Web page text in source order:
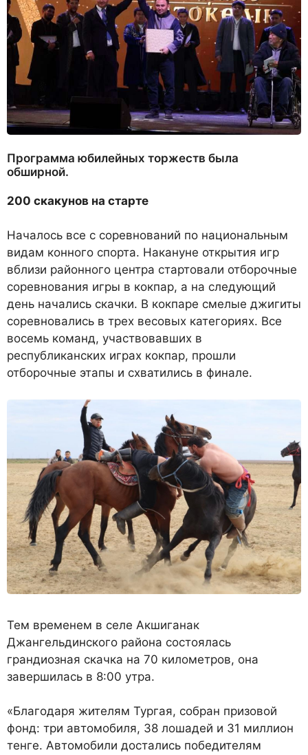
Программа юбилейных торжеств была
обширной.
200 скакунов на старте
Началось все с соревнований по национальным
видам конного спорта. Накануне открытия игр
вблизи районного центра стартовали отборочные
соревнования игры в кокпар, а на следующий
день начались скачки. В кокпаре смелые джигиты
соревновались в трех весовых категориях. Все
восемь команд, участвовавших в
республиканских играх кокпар, прошли
отборочные этапы и схватились в финале.
Тем временем в селе Акшиганак
Джангельдинского района состоялась
грандиозная скачка на 70 километров, она
завершилась в 8:00 утра.
«Благодаря жителям Тургая, собран призовой
фонд: три автомобиля, 38 лошадей и 31 миллион
тенге. Автомобили достались победителям